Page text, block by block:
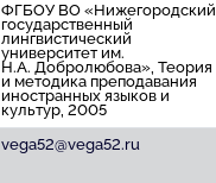
ФГБОУ ВО «Нижегородский
государственный
лингвистический
университет им.
Н.А. Добролюбова», Теория
и методика преподавания
иностранных языков и
культур, 2005
vega52@vega52.ru